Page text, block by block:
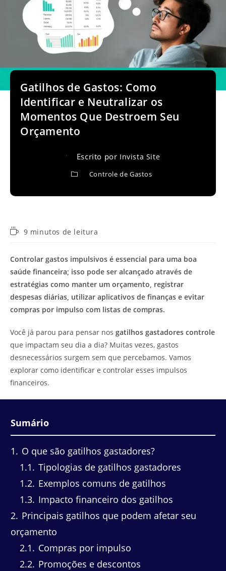
Gatilhos de Gastos: Como
Identificar e Neutralizar os
Momentos Que Destroem Seu
Orçamento
Escrito por Invista Site
Controle de Gastos
Tempo9 minutos de leitura
Controlar gastos impulsivos é essencial para uma boa
saúde financeira; isso pode ser alcançado através de
estratégias como manter um orçamento, registrar
despesas diárias, utilizar aplicativos de finanças e evitar
compras por impulso com listas de compras.
Você já parou para pensar nos gatilhos gastadores controle
que impactam seu dia a dia? Muitas vezes, gastos
desnecessários surgem sem que percebamos. Vamos
explorar como identificar e controlar esses impulsos
financeiros.
Sumário
1
O que são gatilhos gastadores?
1.1
Tipologias de gatilhos gastadores
1.2 Exemplos comuns de gatilhos
1.3 Impacto financeiro dos gatilhos
2 Principais gatilhos que podem afetar seu
orçamento
2.1
Compras por impulso
2.2 Promoções e descontos